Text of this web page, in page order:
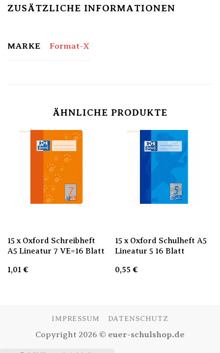
ZUSÄTZLICHE INFORMATIONEN
MARKE Format-X
ÄHNLICHE PRODUKTE
15 x Oxford Schreibheft
A5 Lineatur 7 VE=16 Blatt
1,01 €
15 x Oxford Schulheft A5
Lineatur 5 16 Blatt
0,55 €
IMPRESSUM DATENSCHUTZ
Copyright 2026 © euer-schulshop.de